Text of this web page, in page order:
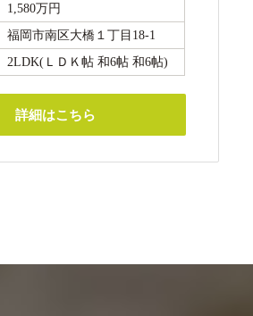
1,580万円
福岡市南区大橋１丁目18-1
2LDK(ＬＤＫ帖 和6帖 和6帖)
詳細はこちら